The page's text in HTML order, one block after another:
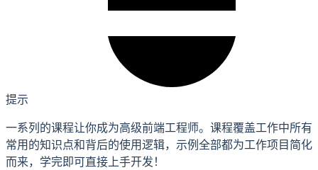
提示
一系列的课程让你成为高级前端工程师。课程覆盖工作中所有
常用的知识点和背后的使用逻辑，示例全部都为工作项目简化
而来，学完即可直接上手开发！